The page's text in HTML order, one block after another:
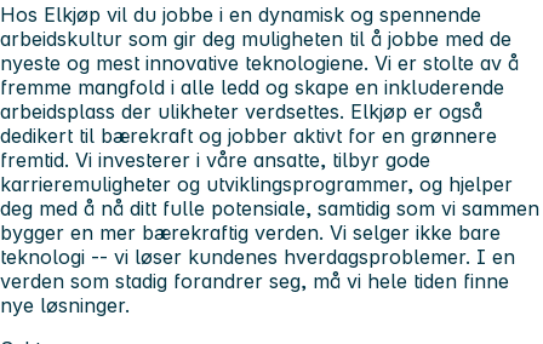
Hos Elkjøp vil du jobbe i en dynamisk og spennende
arbeidskultur som gir deg muligheten til å jobbe med de
nyeste og mest innovative teknologiene. Vi er stolte av å
fremme mangfold i alle ledd og skape en inkluderende
arbeidsplass der ulikheter verdsettes. Elkjøp er også
dedikert til bærekraft og jobber aktivt for en grønnere
fremtid. Vi investerer i våre ansatte, tilbyr gode
karrieremuligheter og utviklingsprogrammer, og hjelper
deg med å nå ditt fulle potensiale, samtidig som vi sammen
bygger en mer bærekraftig verden. Vi selger ikke bare
teknologi -- vi løser kundenes hverdagsproblemer. I en
verden som stadig forandrer seg, må vi hele tiden finne
nye løsninger.